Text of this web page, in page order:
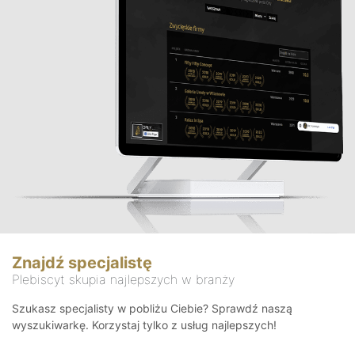
Znajdź specjalistę
Plebiscyt skupia najlepszych w branży
Szukasz specjalisty w pobliżu Ciebie? Sprawdź naszą
wyszukiwarkę. Korzystaj tylko z usług najlepszych!